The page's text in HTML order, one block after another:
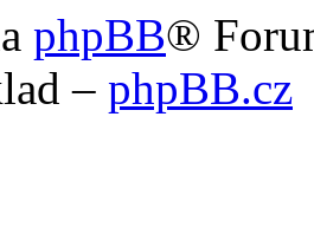
phpBB®
– phpBB.cz